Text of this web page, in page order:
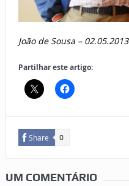
João de Sousa – 02.05.2013
Partilhar este artigo:
Share 0
UM COMENTÁRIO